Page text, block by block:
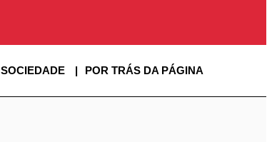
SOCIEDADE POR TRÁS DA PÁGINA